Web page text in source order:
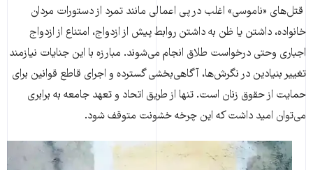
قتل‌های «ناموسی» اغلب در پی اعمالی مانند تمرد از دستورات مردان
خانواده، داشتن یا ظن به داشتن روابط پیش از ازدواج، امتناع از ازدواج
اجباری وحتی درخواست طلاق انجام می‌شوند. مبارزه با این جنایات نیازمند
تغییر بنیادین در نگرش‌ها، آگاهی‌بخشی گسترده و اجرای قاطع قوانین برای
حمایت از حقوق زنان است. تنها از طریق اتحاد و تعهد جامعه به برابری
می‌توان امید داشت که این چرخه خشونت متوقف شود.